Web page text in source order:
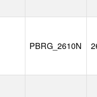
PBRG_2610N